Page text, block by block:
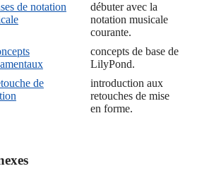
de notation
débuter avec la
notation musicale
courante.
concepts de base de
LilyPond.
de
introduction aux
retouches de mise
en forme.